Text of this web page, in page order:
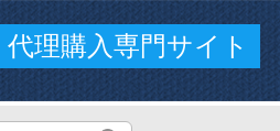
代理購入専門サイト